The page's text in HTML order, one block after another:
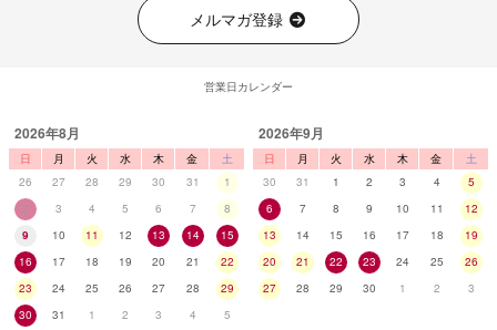
メルマガ登録
営業日カレンダー
2026年8月
日 月 火 水 木 金
土
26
27 28 29 30 31
1
2
3 4 5 6 7
8
9
10 11 12 13 14
15
16
17 18 19 20 21
22
23
24 25 26 27 28
29
30
31 1 2 3 4 5
2026年9月
日 月 火 水 木 金
土
30
31 1 2 3 4
5
6
7 8 9 10 11
12
13
14 15 16 17 18
19
20
21 22 23 24 25
26
27
28 29 30 1 2 3